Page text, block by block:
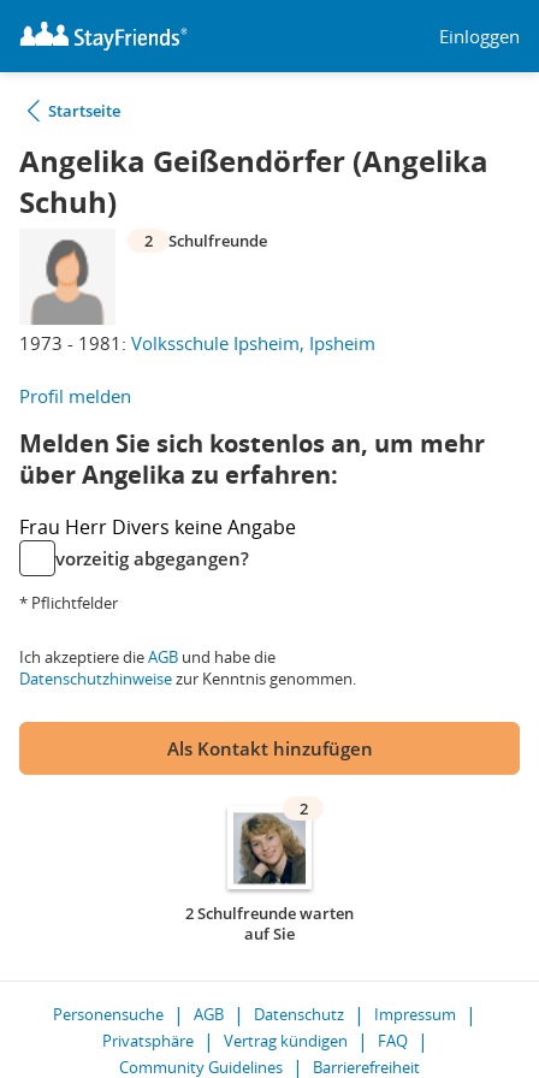
Einloggen
Startseite
Angelika Geißendörfer (Angelika
Schuh)
1973 - 1981: Volksschule Ipsheim, Ipsheim
2 Schulfreunde
Profil melden
Melden Sie sich kostenlos an, um mehr
über Angelika zu erfahren:
Frau Herr Divers keine Angabe
vorzeitig abgegangen?
* Pflichtfelder
Ich akzeptiere dieAGB und habe die
Datenschutzhinweisezur Kenntnis genommen.
Als Kontakt hinzufügen
2
2 Schulfreunde warten
auf Sie
Personensuche AGB Datenschutz
Impressum
Privatsphäre
Vertrag kündigen
FAQ
Community Guidelines
Barrierefreiheit